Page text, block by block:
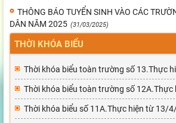
THÔNG BÁO TUYỂN SINH VÀO CÁC
DÂN NĂM 2025 (31/03/2025)
THỜI KHÓA BIỂU
Thời khóa biểu toàn trường số 13.Thực
Thời khóa biểu toàn trường số
Thời khóa biểu số 11A.Thực hiện từ 13/